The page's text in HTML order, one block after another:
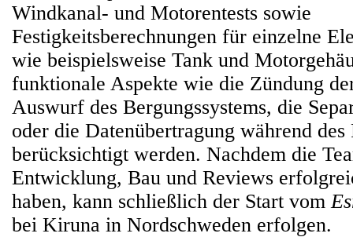
Windkanal- und Motorentests sowie
Festigkeitsberechnungen für einzelne
wie beispielsweise Tank und
funktionale Aspekte wie die Zündung
Auswurf des Bergungssystems, die
oder die Datenübertragung während des
berücksichtigt werden. Nachdem die
Entwicklung, Bau und Reviews
haben, kann schließlich der Start vom
bei Kiruna in Nordschweden erfolgen.